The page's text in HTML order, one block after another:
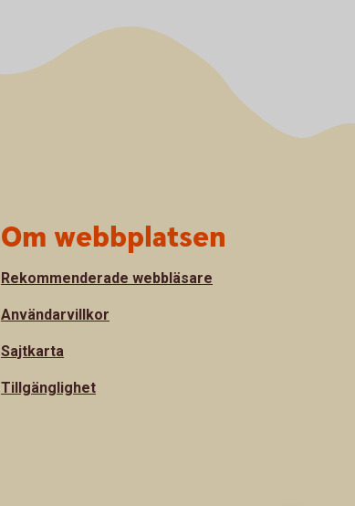
Om webbplatsen
Rekommenderade webbläsare
Användarvillkor
Sajtkarta
Tillgänglighet